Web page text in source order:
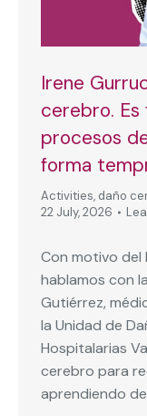
Irene
cerebro. Es
procesos
forma
Activities, daño
22 July, 2026
Con motivo del
hablamos con
Gutiérrez,
la Unidad de
Hospitalarias
cerebro para
aprendiendo